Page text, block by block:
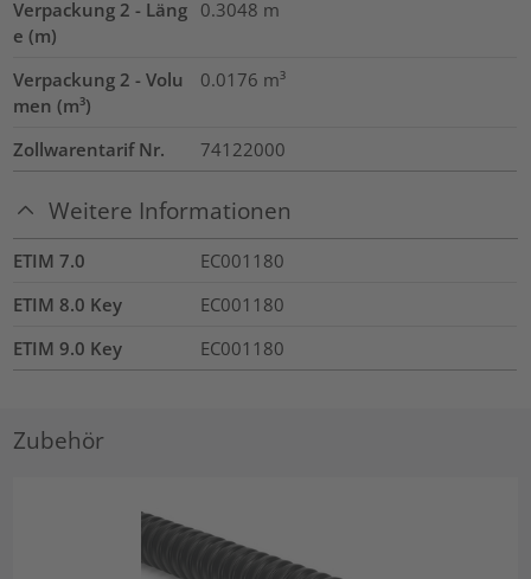
Verpackung 2 - Läng
e (m)
0.3048 m
Verpackung 2 - Volu
men (m³)
0.0176 m³
Zollwarentarif Nr. 74122000
Weitere Informationen
ETIM 7.0
EC001180
ETIM 8.0 Key
EC001180
ETIM 9.0 Key
EC001180
Zubehör